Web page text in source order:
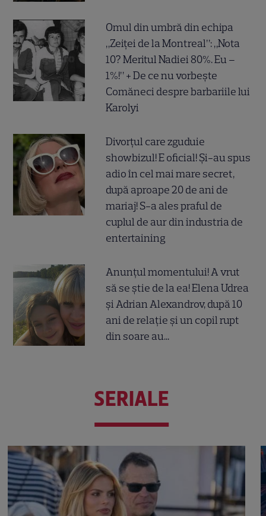
Omul din umbră din echipa
„Zeiței de la Montreal”: „Nota
10? Meritul Nadiei 80%. Eu –
1%!” + De ce nu vorbește
Comăneci despre barbariile lui
Karolyi
Divorțul care zguduie
showbizul! E oficial! Și-au spus
adio în cel mai mare secret,
după aproape 20 de ani de
mariaj! S-a ales praful de
cuplul de aur din industria de
entertaining
Anunțul momentului! A vrut
să se știe de la ea! Elena Udrea
și Adrian Alexandrov, după 10
ani de relație și un copil rupt
din soare au...
SERIALE